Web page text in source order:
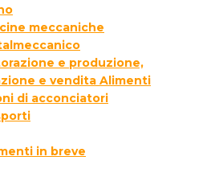
meccaniche
e produzione,
e vendita Alimenti
di acconciatori
in breve